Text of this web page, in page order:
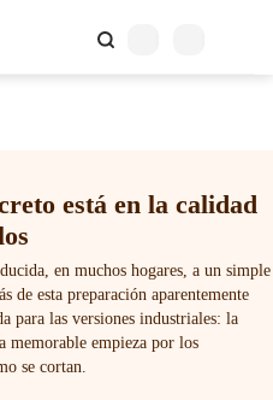
está en la calidad
en muchos hogares, a un simple
de esta preparación aparentemente
para las versiones industriales: la
memorable empieza por los
se cortan.